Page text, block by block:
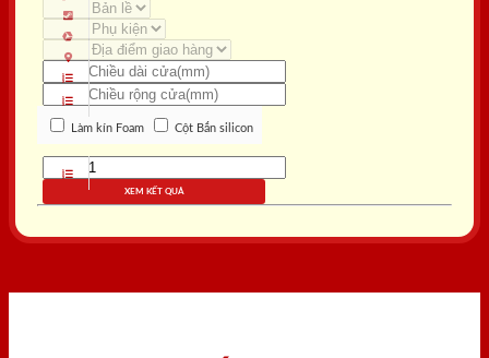
Làm kín Foam Cột Bắn silicon
XEM KẾT QUẢ